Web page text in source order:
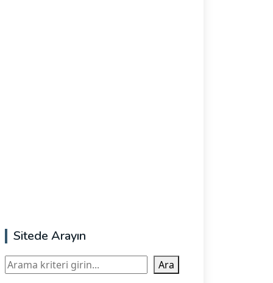
Sitede Arayın
Ara Ara